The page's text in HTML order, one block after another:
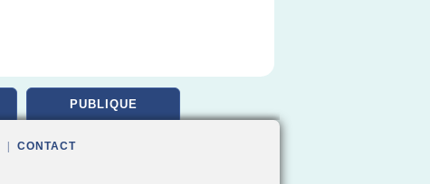
PUBLIQUE
CONTACT